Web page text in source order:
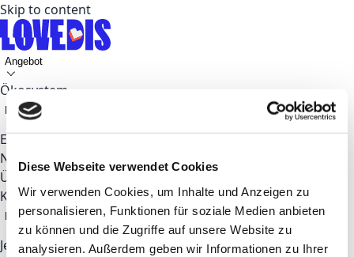
Diese Webseite verwendet Cookies
Wir verwenden Cookies, um Inhalte und Anzeigen zu
personalisieren, Funktionen für soziale Medien anbieten
zu können und die Zugriffe auf unsere Website zu
analysieren. Außerdem geben wir Informationen zu Ihrer
Skip to content
Angebot
Ökosystem
Fokusthemen
Events
News
Über uns
Kontakt
Jetzt bewerben